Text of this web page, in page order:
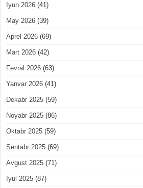
Iyun 2026 (41)
May 2026 (39)
Aprel 2026 (69)
Mart 2026 (42)
Fevral 2026 (63)
Yanvar 2026 (41)
Dekabr 2025 (59)
Noyabr 2025 (86)
Oktabr 2025 (59)
Sentabr 2025 (69)
Avgust 2025 (71)
Iyul 2025 (87)